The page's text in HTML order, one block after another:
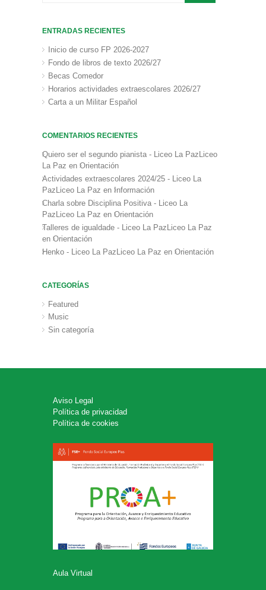
ENTRADAS RECIENTES
Inicio de curso FP 2026-2027
Fondo de libros de texto 2026/27
Becas Comedor
Horarios actividades extraescolares 2026/27
Carta a un Militar Español
COMENTARIOS RECIENTES
Quiero ser el segundo pianista - Liceo La PazLiceo
La Paz enOrientación
Actividades extraescolares 2024/25 - Liceo La
PazLiceo La Paz enInformación
Charla sobre Disciplina Positiva - Liceo La
PazLiceo La Paz enOrientación
Talleres de igualdade - Liceo La PazLiceo La Paz
enOrientación
Henko - Liceo La PazLiceo La Paz enOrientación
CATEGORÍAS
Featured
Music
Sin categoría
Aviso Legal
Política de privacidad
Política de cookies
Aula Virtual